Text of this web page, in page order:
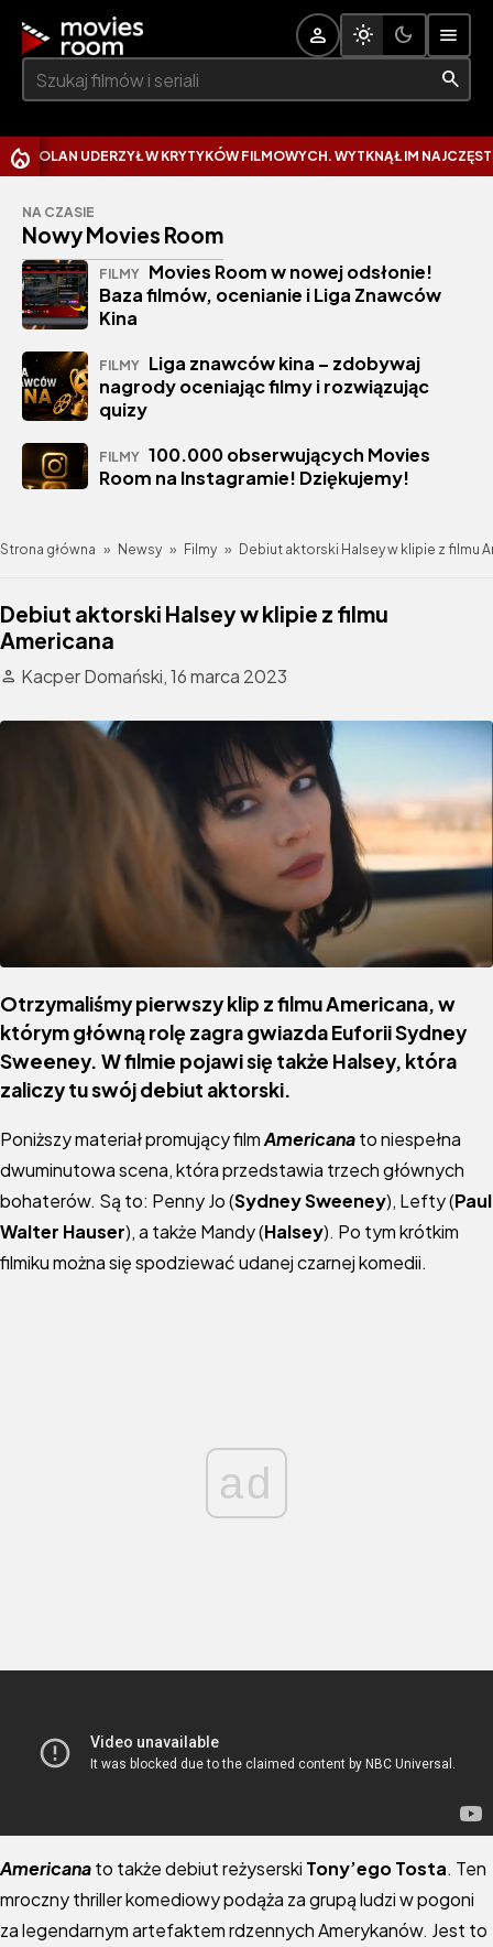
Szukaj:
UDERZYŁ W KRYTYKÓW FILMOWYCH. WYTKNĄŁ IM NAJCZĘSTSZY
NA CZASIE
Nowy Movies Room
FILMY Movies Room w nowej odsłonie!
Baza filmów, ocenianie i Liga Znawców
Kina
FILMY Liga znawców kina – zdobywaj
nagrody oceniając filmy i rozwiązując
quizy
FILMY 100.000 obserwujących Movies
Room na Instagramie! Dziękujemy!
Strona główna » Newsy » Filmy » Debiut aktorski Halsey w klipie z filmu
Debiut aktorski Halsey w klipie z filmu
Americana
Kacper Domański,16 marca 2023
Otrzymaliśmy pierwszy klip z filmu Americana, w
którym główną rolę zagra gwiazda Euforii Sydney
Sweeney. W filmie pojawi się także Halsey, która
zaliczy tu swój debiut aktorski.
Poniższy materiał promujący filmAmericanato niespełna
dwuminutowa scena, która przedstawia trzech głównych
bohaterów. Są to: Penny Jo (Sydney Sweeney), Lefty (Paul
Walter Hauser), a także Mandy (Halsey). Po tym krótkim
filmiku można się spodziewać udanej czarnej komedii.
ad
Americanato także debiut reżyserski Tony’ego Tosta. Ten
mroczny thriller komediowy podąża za grupą ludzi w pogoni
za legendarnym artefaktem rdzennych Amerykanów. Jest to